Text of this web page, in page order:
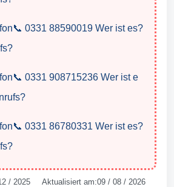
0331 88590019 Wer ist es?
0331 908715236 Wer ist e
0331 86780331 Wer ist es?
/ 2025 Aktualisiert am:09 / 08 / 2026